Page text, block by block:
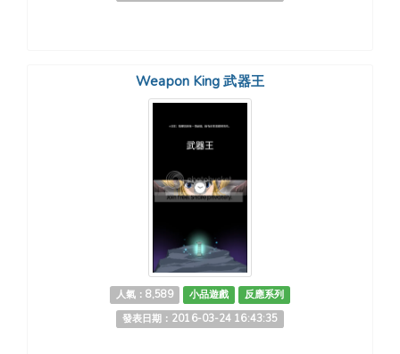
Weapon King 武器王
人氣：8,589 小品遊戲
反應系列
發表日期：2016-03-24 16:43:35